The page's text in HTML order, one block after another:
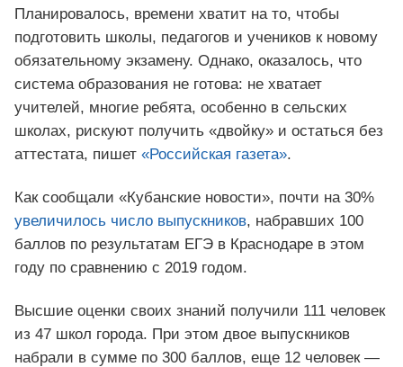
Планировалось, времени хватит на то, чтобы
подготовить школы, педагогов и учеников к новому
обязательному экзамену. Однако, оказалось, что
система образования не готова: не хватает
учителей, многие ребята, особенно в сельских
школах, рискуют получить «двойку» и остаться без
аттестата, пишет «Российская газета».
Как сообщали «Кубанские новости», почти на 30%
увеличилось число выпускников, набравших 100
баллов по результатам ЕГЭ в Краснодаре в этом
году по сравнению с 2019 годом.
Высшие оценки своих знаний получили 111 человек
из 47 школ города. При этом двое выпускников
набрали в сумме по 300 баллов, еще 12 человек —